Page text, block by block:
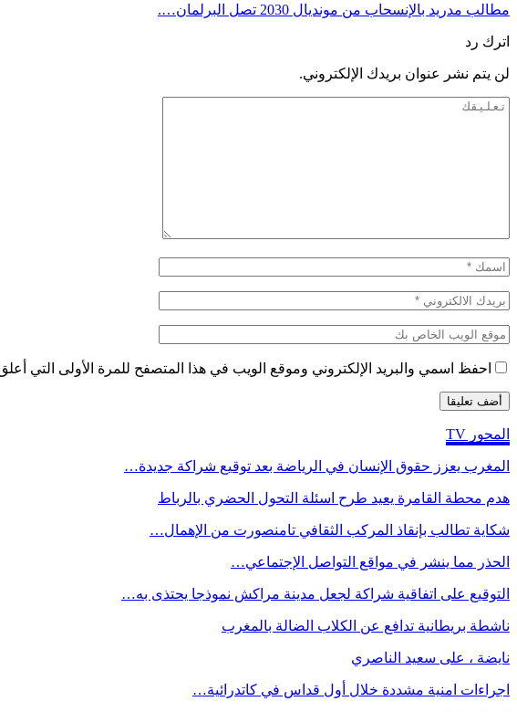
مطالب مدريد بالإنسحاب من مونديال 2030 تصل البرلمان….
اترك رد
لن يتم نشر عنوان بريدك الإلكتروني.
احفظ اسمي والبريد الإلكتروني وموقع الويب في هذا المتصفح للمرة الأولى التي
المحور TV
المغرب يعزز حقوق الإنسان في الرياضة بعد توقيع شراكة جديدة…
هدم محطة القامرة يعيد طرح اسئلة التحول الحضري بالرباط
شكاية تطالب بإنقاذ المركب الثقافي تامنصورت من الإهمال…
الحذر مما ينشر في مواقع التواصل الإجتماعي…
التوقيع على اتفاقية شراكة لجعل مدينة مراكش نموذجا يحتذى به…
ناشطة بريطانية تدافع عن الكلاب الضالة بالمغرب
نايضة ، على سعيد الناصري
اجراءات امنية مشددة خلال أول قداس في كاتدرائية…